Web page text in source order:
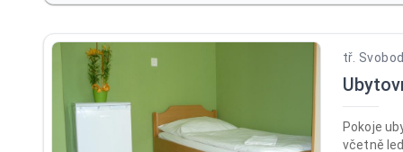
Olomouc.
tř.
Pokoje
včetně